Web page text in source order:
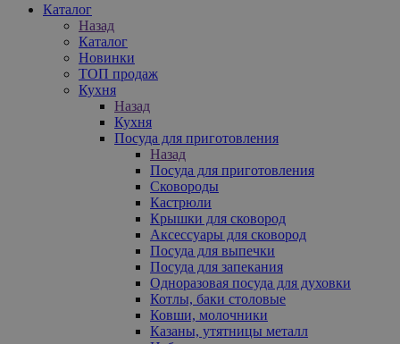
Каталог
Назад
Каталог
Новинки
ТОП продаж
Кухня
Назад
Кухня
Посуда для приготовления
Назад
Посуда для приготовления
Сковороды
Кастрюли
Крышки для сковород
Аксессуары для сковород
Посуда для выпечки
Посуда для запекания
Одноразовая посуда для духовки
Котлы, баки столовые
Ковши, молочники
Казаны, утятницы металл